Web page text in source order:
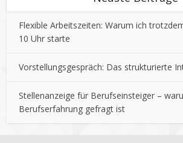
Flexible Arbeitszeiten: Warum ich
10 Uhr starte
Vorstellungsgespräch: Das strukturierte
Stellenanzeige für Berufseinsteiger –
Berufserfahrung gefragt ist